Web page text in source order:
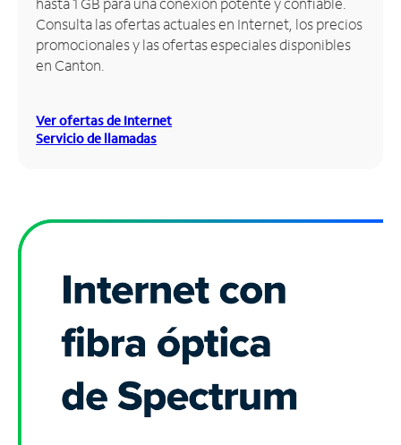
Encuentra
una
tienda
Consulta las ofertas actuales en Internet, los precios
promocionales y las ofertas especiales disponibles
en Canton.
Ver ofertas de Internet
Servicio de llamadas